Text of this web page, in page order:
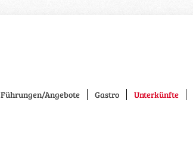
Führungen/Angebote Gastro Unterkünfte